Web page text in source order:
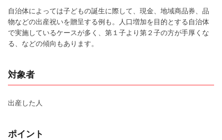
自治体によっては子どもの誕生に際して、現金、地域商品券、品
物などの出産祝いを贈呈する例も。人口増加を目的とする自治体
で実施しているケースが多く、第１子より第２子の方が手厚くな
る、などの傾向もあります。
対象者
出産した人
ポイント